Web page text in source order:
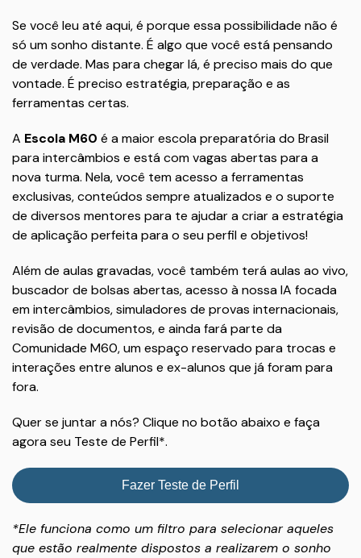
Se você leu até aqui, é porque essa possibilidade não é
só um sonho distante. É algo que você está pensando
de verdade. Mas para chegar lá, é preciso mais do que
vontade. É preciso estratégia, preparação e as
ferramentas certas.
A Escola M60 é a maior escola preparatória do Brasil
para intercâmbios e está com vagas abertas para a
nova turma. Nela, você tem acesso a ferramentas
exclusivas, conteúdos sempre atualizados e o suporte
de diversos mentores para te ajudar a criar a estratégia
de aplicação perfeita para o seu perfil e objetivos!
Além de aulas gravadas, você também terá aulas ao vivo,
buscador de bolsas abertas, acesso à nossa IA focada
em intercâmbios, simuladores de provas internacionais,
revisão de documentos, e ainda fará parte da
Comunidade M60, um espaço reservado para trocas e
interações entre alunos e ex-alunos que já foram para
fora.
Quer se juntar a nós? Clique no botão abaixo e faça
agora seu Teste de Perfil*.
Fazer Teste de Perfil
*Ele funciona como um filtro para selecionar aqueles
que estão realmente dispostos a realizarem o sonho